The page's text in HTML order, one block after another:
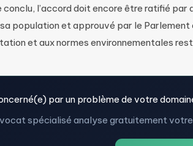
conclu, l’accord doit encore être ratifié par
population et approuvé par le
et aux normes environnementales
par un problème de votre
spécialisé analyse gratuitement